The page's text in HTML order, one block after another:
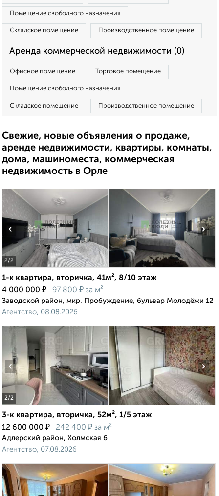
Помещение свободного назначения
Складское помещение Производственное помещение
Аренда коммерческой недвижимости (0)
Офисное помещение Торговое помещение
Помещение свободного назначения
Складское помещение Производственное помещение
Свежие, новые объявления о продаже,
аренде недвижимости, квартиры, комнаты,
дома, машиноместа, коммерческая
недвижимость в Орле
2/2
‹ ›
1-к квартира, вторичка, 41м², 8/10 этаж
4 000 000 ₽ 97 800 ₽ за м²
Заводской район, мкр. Пробуждение, бульвар Молодёжи 12
Агентство, 08.08.2026
2/2
‹ ›
3-к квартира, вторичка, 52м², 1/5 этаж
12 600 000 ₽ 242 400 ₽ за м²
Адлерский район, Холмская 6
Агентство, 07.08.2026